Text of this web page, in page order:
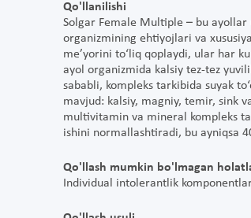
Qo'llanilishi
Solgar Female Multiple – bu ayollar
organizmining ehtiyojlari va
me’yorini to‘liq qoplaydi, ular har
ayol organizmida kalsiy tez-tez
sababli, kompleks tarkibida suyak
mavjud: kalsiy, magniy, temir, sink
multivitamin va mineral kompleks
ishini normallashtiradi, bu ayniqsa
Qo'llash mumkin bo'lmagan
Individual intolerantlik